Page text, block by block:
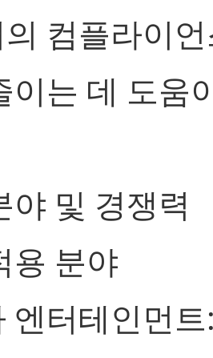
컴플라이
이는 데 도움
야 및 경쟁력
용 분야
엔터테인먼